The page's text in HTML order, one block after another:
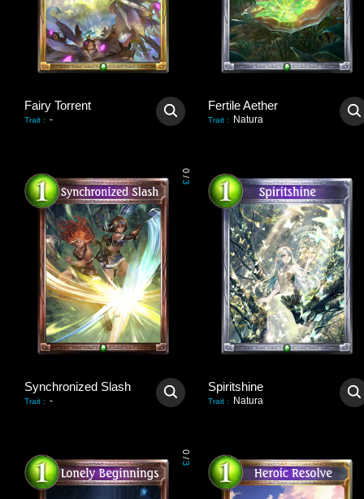
Fairy Torrent
Trait : -
Fertile Aether
Trait : Natura
0
/
3
Synchronized Slash
Trait : -
Spiritshine
Trait : Natura
0
/
3